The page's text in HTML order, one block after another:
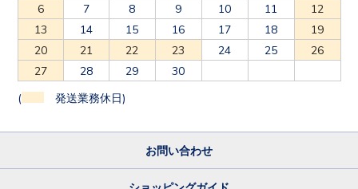
6
7 8 9 10 11
12
13
14 15 16 17 18
19
20
21 22 23 24 25
26
27
28 29 30
( 発送業務休日)
お問い合わせ
ショッピングガイド